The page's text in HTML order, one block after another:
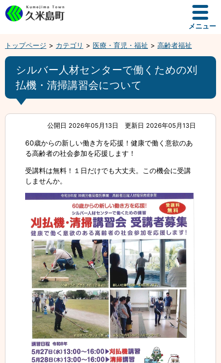
メニュー
トップページ カテゴリ 医療・育児・福祉 高齢者福祉
シルバー人材センターで働くための刈
払機・清掃講習会について
公開日 2026年05月13日 更新日 2026年05月13日
60歳からの新しい働き方を応援！健康で働く意欲のあ
る高齢者の社会参加を応援します！
受講料は無料！１日だけでも大丈夫。この機会に受講
しませんか。